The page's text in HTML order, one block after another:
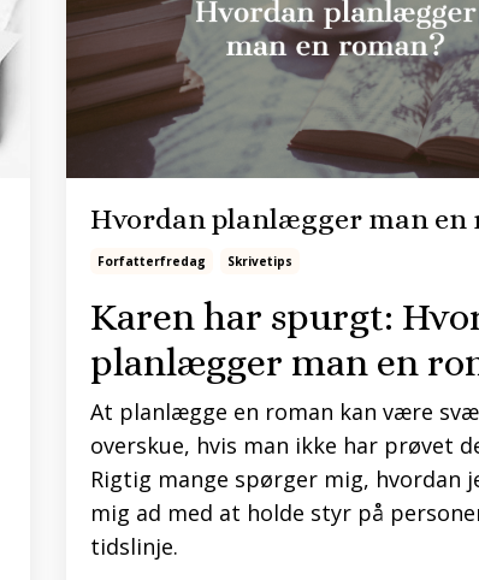
Hvordan planlægger man en
Forfatterfredag Skrivetips
Karen har spurgt:
planlægger man en
At planlægge en roman kan være
overskue, hvis man ikke har prøvet
Rigtig mange spørger mig, hvordan
mig ad med at holde styr på
tidslinje.